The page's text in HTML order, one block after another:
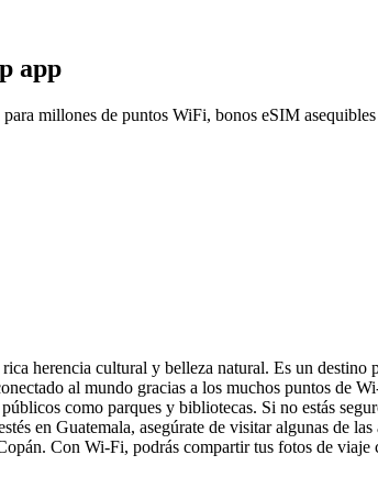
app
millones de puntos WiFi, bonos eSIM
herencia cultural y belleza natural. Es un
al mundo gracias a los muchos puntos de
como parques y bibliotecas. Si no estás
en Guatemala, asegúrate de visitar algunas de
Con Wi-Fi, podrás compartir tus fotos de